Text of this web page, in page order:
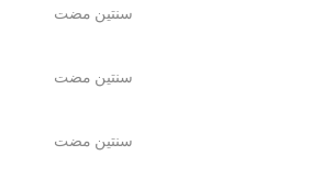
سنتين مضت
سنتين مضت
سنتين مضت